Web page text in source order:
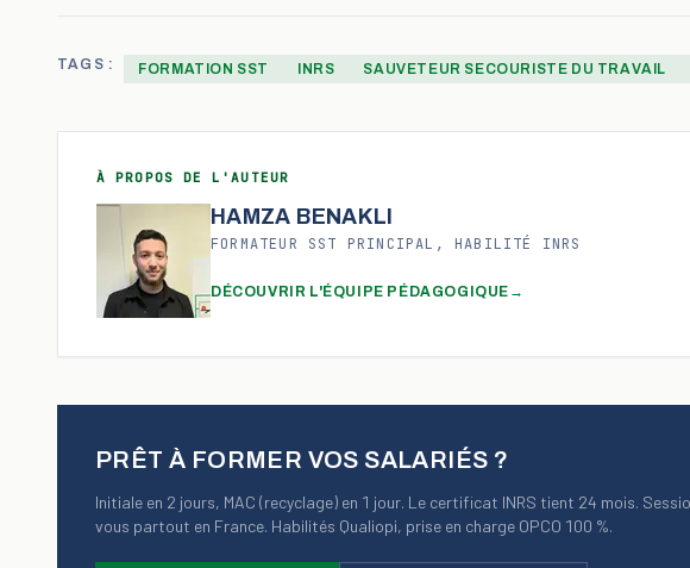
TAGS : FORMATION SST INRS SAUVETEUR SECOURISTE DU TRAVAIL
À PROPOS DE L'AUTEUR
HAMZA BENAKLI
FORMATEUR SST PRINCIPAL, HABILITÉ INRS
DÉCOUVRIR L'ÉQUIPE PÉDAGOGIQUE →
PRÊT À FORMER VOS SALARIÉS ?
Initiale en 2 jours, MAC (recyclage) en 1 jour. Le certificat INRS tient 24 mois.
vous partout en France. Habilités Qualiopi, prise en charge OPCO 100 %.